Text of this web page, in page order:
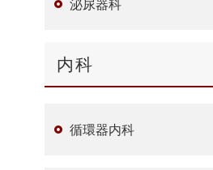
泌尿器科
内科
循環器内科